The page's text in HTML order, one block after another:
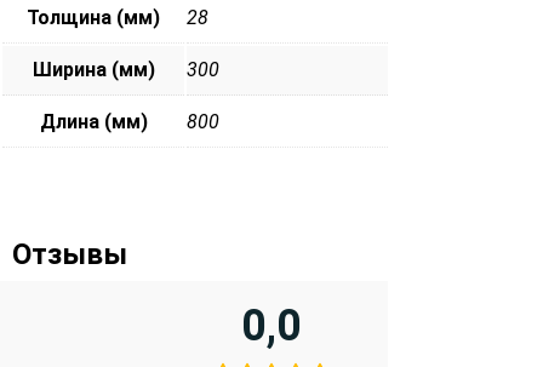
Толщина (мм) 28
Ширина (мм) 300
Длина (мм) 800
Отзывы
0,0